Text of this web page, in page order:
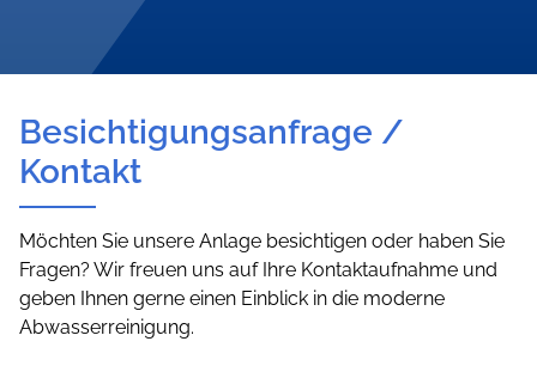
Besichtigungsanfrage /
Kontakt
Möchten Sie unsere Anlage besichtigen oder haben Sie
Fragen? Wir freuen uns auf Ihre Kontaktaufnahme und
geben Ihnen gerne einen Einblick in die moderne
Abwasserreinigung.